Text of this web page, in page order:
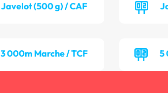
Javelot (500 g) / CAF
3 000m Marche / TCF 5